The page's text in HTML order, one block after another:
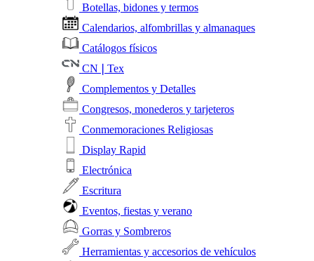
Botellas, bidones y termos
Calendarios, alfombrillas y almanaques
Catálogos físicos
CN❘Tex
Complementos y Detalles
Congresos, monederos y tarjeteros
Conmemoraciones Religiosas
Display Rapid
Electrónica
Escritura
Eventos, fiestas y verano
Gorras y Sombreros
Herramientas y accesorios de vehículos